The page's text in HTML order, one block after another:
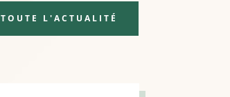
TOUTE L'ACTUALITÉ